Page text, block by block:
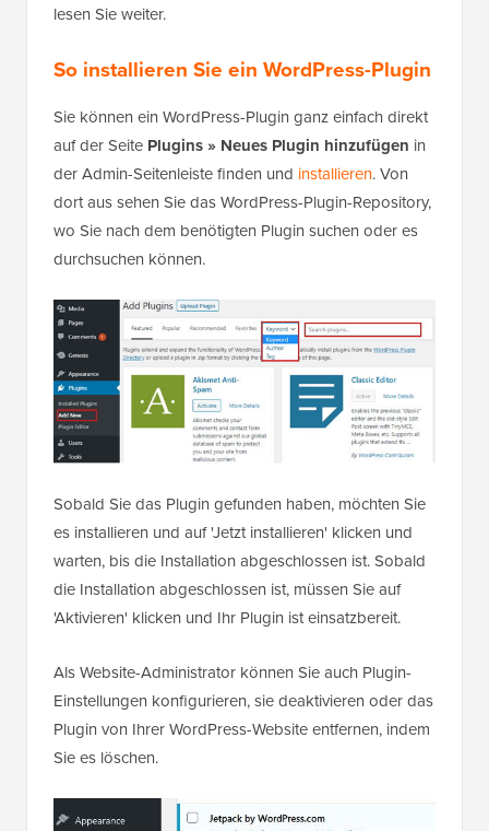
lesen Sie weiter.
So installieren Sie ein WordPress-Plugin
Sie können ein WordPress-Plugin ganz einfach direkt
auf der Seite Plugins » Neues Plugin hinzufügen in
der Admin-Seitenleiste finden und installieren. Von
dort aus sehen Sie das WordPress-Plugin-Repository,
wo Sie nach dem benötigten Plugin suchen oder es
durchsuchen können.
Sobald Sie das Plugin gefunden haben, möchten Sie
es installieren und auf 'Jetzt installieren' klicken und
warten, bis die Installation abgeschlossen ist. Sobald
die Installation abgeschlossen ist, müssen Sie auf
'Aktivieren' klicken und Ihr Plugin ist einsatzbereit.
Als Website-Administrator können Sie auch Plugin-
Einstellungen konfigurieren, sie deaktivieren oder das
Plugin von Ihrer WordPress-Website entfernen, indem
Sie es löschen.